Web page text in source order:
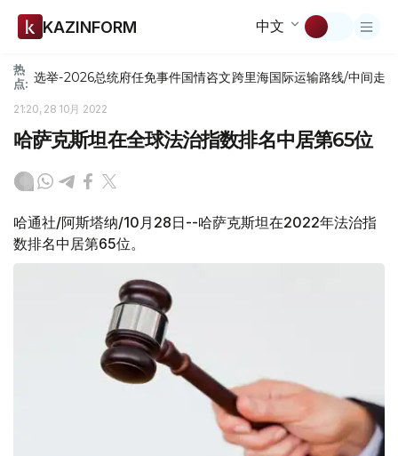
KAZINFORM 中文
热
点: 选举-2026总统府任免事件国情咨文跨里海国际运输路线/中间走廊
21:20, 28 10月 2022
哈萨克斯坦在全球法治指数排名中居第65位
哈通社/阿斯塔纳/10月28日--哈萨克斯坦在2022年法治指
数排名中居第65位。